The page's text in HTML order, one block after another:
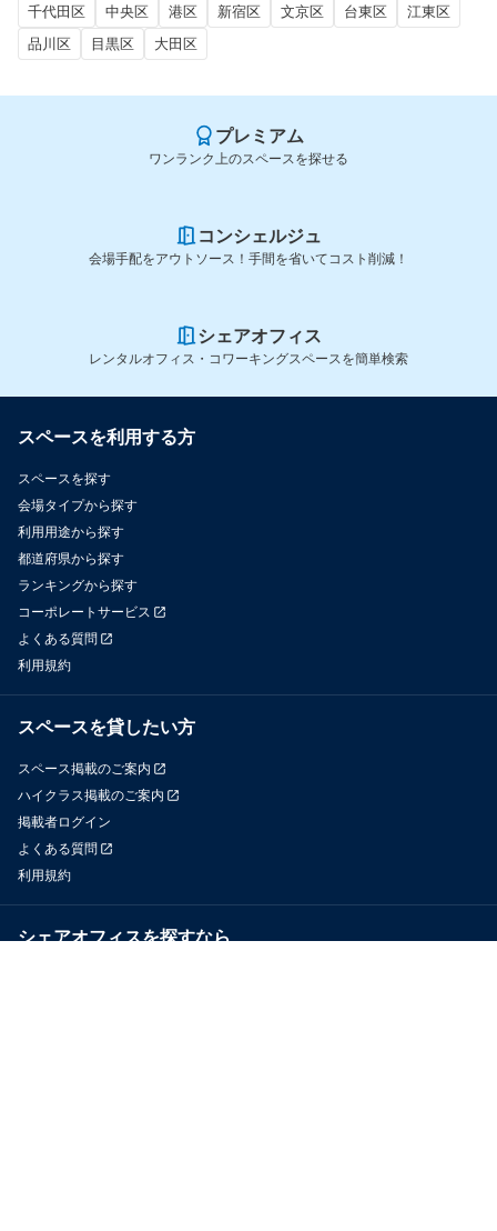
千代田区 中央区 港区 新宿区 文京区 台東区
江東区
品川区
目黒区 大田区
プレミアム
ワンランク上のスペースを探せる
コンシェルジュ
会場手配をアウトソース！手間を省いてコスト削減！
シェアオフィス
レンタルオフィス・コワーキングスペースを簡単検索
スペースを利用する方
スペースを探す
会場タイプから探す
利用用途から探す
都道府県から探す
ランキングから探す
コーポレートサービス
よくある質問
利用規約
スペースを貸したい方
スペース掲載のご案内
ハイクラス掲載のご案内
掲載者ログイン
よくある質問
利用規約
シェアオフィスを探すなら